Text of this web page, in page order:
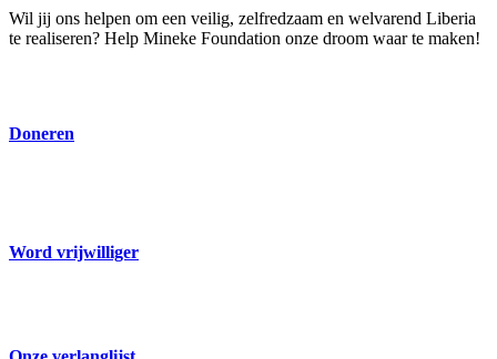
Wil jij ons helpen om een veilig, zelfredzaam en welvarend Liberia
te realiseren? Help Mineke Foundation onze droom waar te maken!
Doneren
Word vrijwilliger